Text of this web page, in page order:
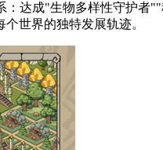
：达成"生物多样性守护者
世界的独特发展轨迹。